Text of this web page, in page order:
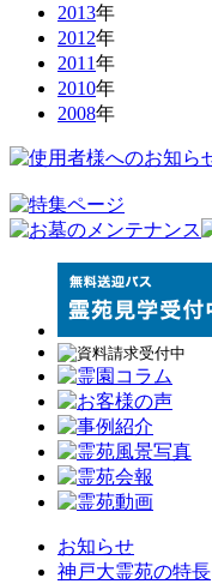
2013年
2012年
2011年
2010年
2008年
お知らせ
神戸大霊苑の特長